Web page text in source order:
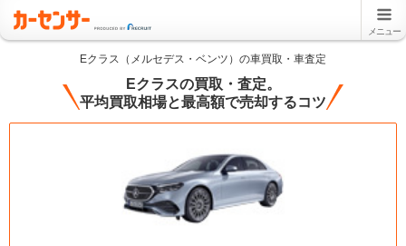
メニュー
Eクラス（メルセデス・ベンツ）の車買取・車査定
Eクラスの買取・査定。
平均買取相場と最高額で売却するコツ